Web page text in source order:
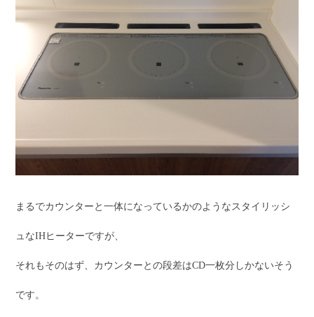
まるでカウンターと一体になっているかのようなスタイリッシ
ュなIHヒーターですが、
それもそのはず、カウンターとの段差はCD一枚分しかないそう
です。